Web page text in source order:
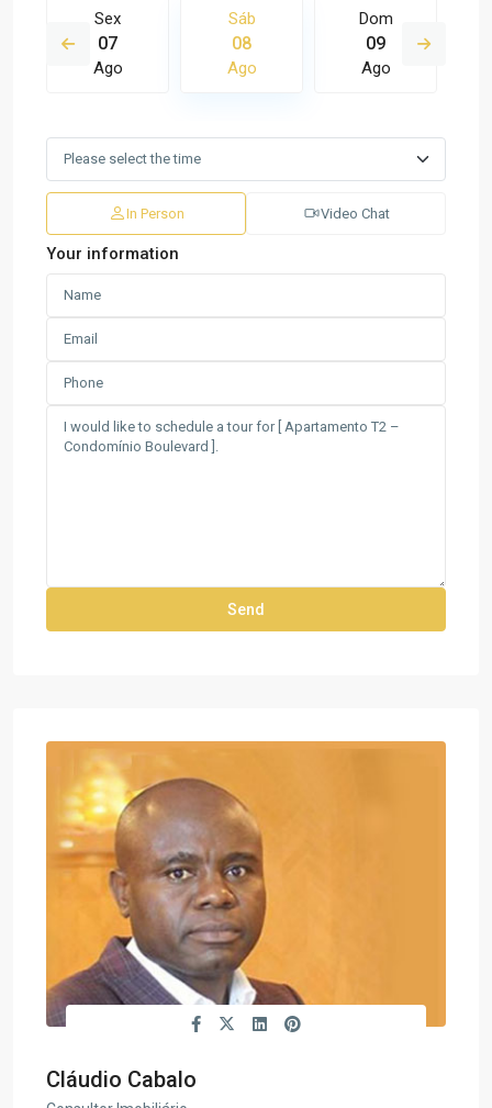
Sex
07
Ago
Sáb
08
Ago
Dom
09
Ago
In Person Video Chat
Your information
Cláudio Cabalo